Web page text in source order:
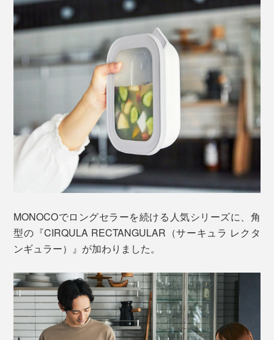
MONOCOでロングセラーを続ける人気シリーズに、角
型の『CIRQULA RECTANGULAR（サーキュラ レクタ
ンギュラー）』が加わりました。